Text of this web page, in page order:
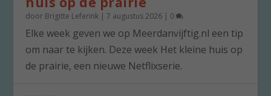
door Brigitte Leferink |7 augustus 2026 | 0
Elke week geven we op Meerdanvijftig.nl een tip
om naar te kijken. Deze week Het kleine huis op
de prairie, een nieuwe Netflixserie.